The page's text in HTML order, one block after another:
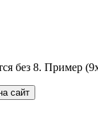
без 8. Пример
сайт